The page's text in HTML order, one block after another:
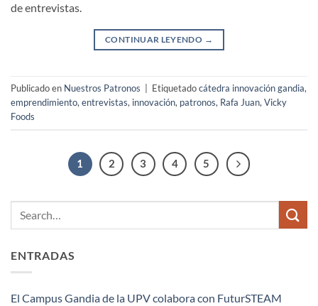
de entrevistas.
CONTINUAR LEYENDO →
Publicado en Nuestros Patronos Etiquetadocátedra innovación gandia,
emprendimiento,entrevistas, innovación, patronos, Rafa Juan,Vicky
Foods
1 2 3 4 5
ENTRADAS
El Campus Gandia de la UPV colabora con FuturSTEAM